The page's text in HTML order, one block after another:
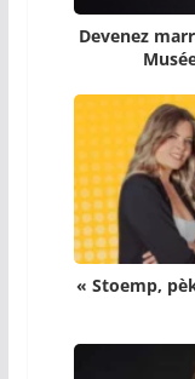
Devenez
« Stoemp,